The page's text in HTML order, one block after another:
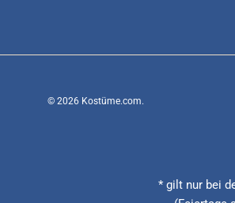
© 2026 Kostüme.com.
* gilt nur bei